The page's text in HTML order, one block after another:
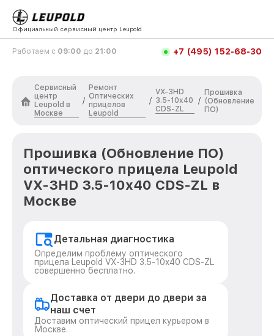
Официальный сервисный центр Leupold
Работаем с 09:00 до 21:00 +7 (495) 152-68-30
Сервисный
центр
Leupold в
Москве
/
Ремонт
Оптических
прицелов
Leupold
/
VX-3HD
3.5-10x40
CDS-ZL
/
Прошивка
(Обновление
ПО)
Прошивка (Обновление ПО)
оптического прицела Leupold
VX-3HD 3.5-10x40 CDS-ZL в
Москве
Детальная диагностика
Определим проблему оптического
прицела Leupold VX-3HD 3.5-10x40 CDS-ZL
совершенно бесплатно.
Доставка от двери до двери за
наш счет
Доставим оптический прицел курьером в
Москве.